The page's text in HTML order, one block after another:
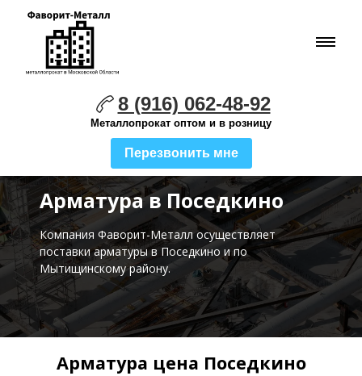
8 (916) 062-48-92
Металлопрокат оптом и в розницу
Перезвонить мне
Арматура в Поседкино
Компания Фаворит-Металл осуществляет
поставкиарматуры в Поседкино и по
Мытищинскому району.
Арматура цена Поседкино